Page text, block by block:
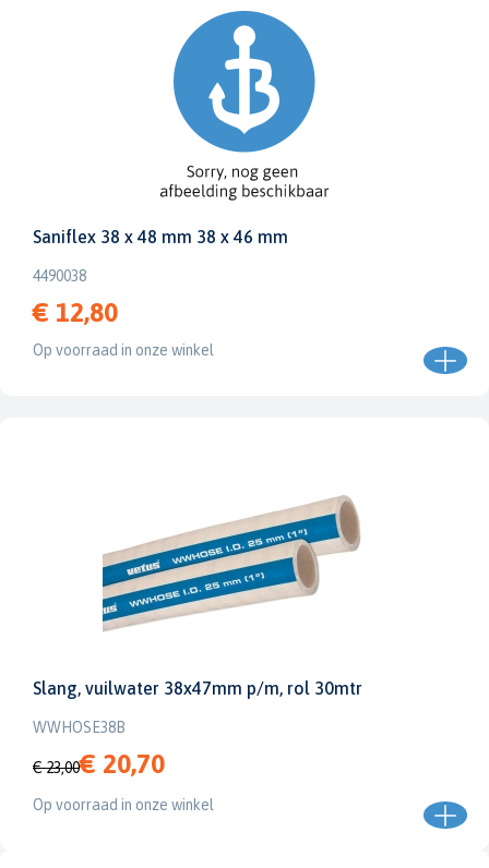
Saniflex 38 x 48 mm 38 x 46 mm
4490038
€ 12,80
Op voorraad in onze winkel
Slang, vuilwater 38x47mm p/m, rol 30mtr
WWHOSE38B
€ 23,00€ 20,70
Op voorraad in onze winkel